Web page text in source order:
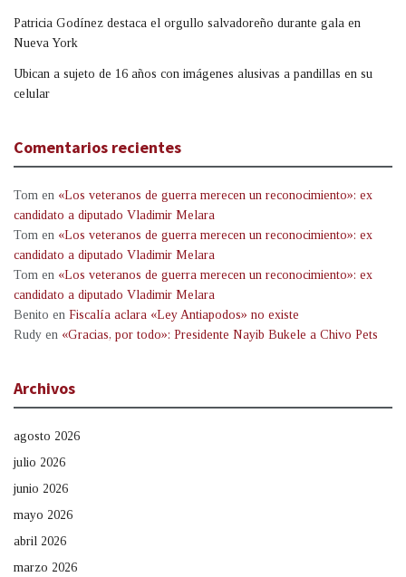
Patricia Godínez destaca el orgullo salvadoreño durante gala en
Nueva York
Ubican a sujeto de 16 años con imágenes alusivas a pandillas en su
celular
Comentarios recientes
Tom en «Los veteranos de guerra merecen un reconocimiento»: ex
candidato a diputado Vladimir Melara
Tom en «Los veteranos de guerra merecen un reconocimiento»: ex
candidato a diputado Vladimir Melara
Tom en «Los veteranos de guerra merecen un reconocimiento»: ex
candidato a diputado Vladimir Melara
Benito en Fiscalía aclara «Ley Antiapodos» no existe
Rudy en «Gracias, por todo»: Presidente Nayib Bukele a Chivo Pets
Archivos
agosto 2026
julio 2026
junio 2026
mayo 2026
abril 2026
marzo 2026